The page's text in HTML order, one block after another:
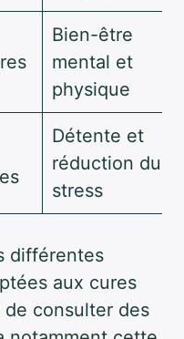
Bien-être
mental et
physique
Détente et
réduction du
stress
différentes
aux cures
consulter des